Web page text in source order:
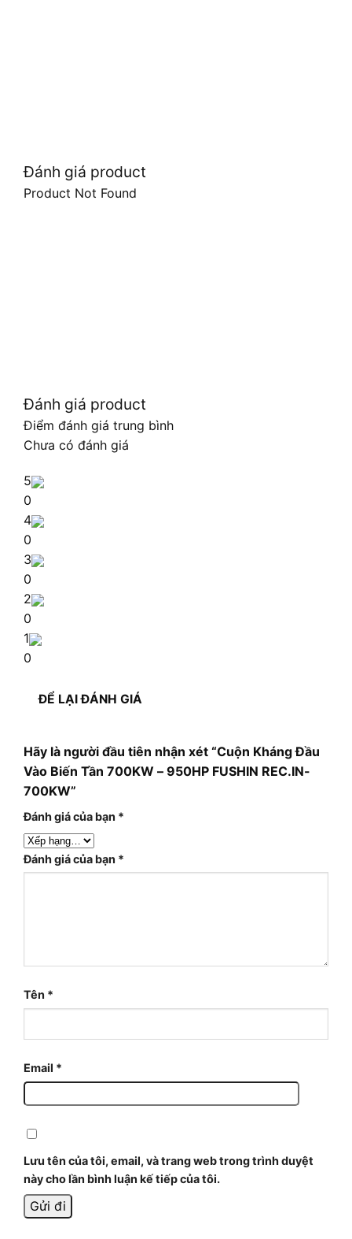
Đánh giá product
Product Not Found
Đánh giá product
Điểm đánh giá trung bình
Chưa có đánh giá
5
0
4
0
3
0
2
0
1
0
ĐỂ LẠI ĐÁNH GIÁ
Hãy là người đầu tiên nhận xét “Cuộn Kháng Đầu
Vào Biến Tần 700KW – 950HP FUSHIN REC.IN-
700KW”
Đánh giá của bạn *
Đánh giá của bạn *
Tên *
Email *
Lưu tên của tôi, email, và trang web trong trình duyệt
này cho lần bình luận kế tiếp của tôi.